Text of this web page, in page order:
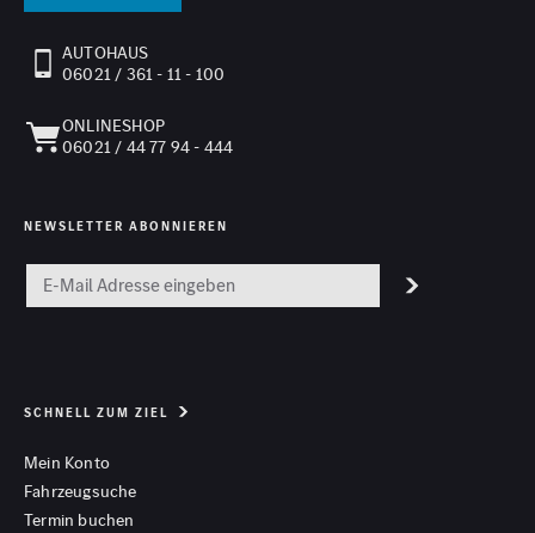
AUTOHAUS
06021 / 361 - 11 - 100
ONLINESHOP
06021 / 44 77 94 - 444
NEWSLETTER ABONNIEREN
SCHNELL ZUM ZIEL
Mein Konto
Fahrzeugsuche
Termin buchen